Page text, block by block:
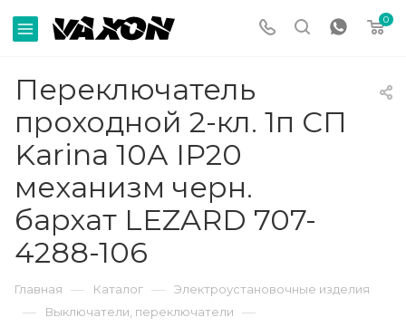
0
Переключатель
проходной 2-кл. 1п СП
Karina 10А IP20
механизм черн.
бархат LEZARD 707-
4288-106
Главная — Каталог — Электроустановочные изделия
— Выключатели, переключатели —